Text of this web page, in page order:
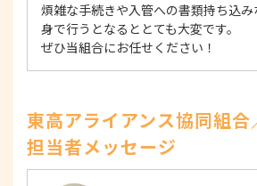
煩雑な手続きや入管への書類持ち込
身で行うとなるととても大変です。
ぜひ当組合にお任せください！
東高アライアンス協同組
担当者メッセージ